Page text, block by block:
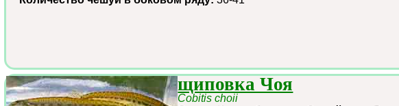
щиповка Чоя
Cobitis choii